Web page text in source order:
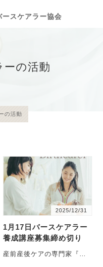
スケアラー協会
ーの活動
の活動
2025/12/31
1月17日バースケアラー
養成講座募集締め切り
産前産後ケアの専門家『バ